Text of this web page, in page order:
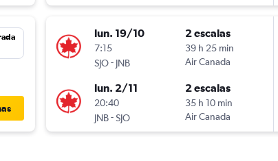
lun. 19/10
7:15
SJO- JNB
2 escalas
39 h 25 min
Air Canada
lun. 2/11
20:40
JNB-SJO
2 escalas
35 h 10 min
Air Canada